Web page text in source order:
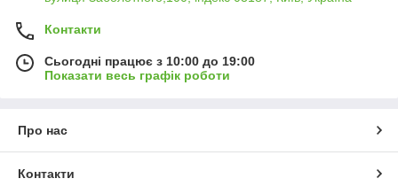
Контакти
Сьогодні працює з 10:00 до 19:00
Показати весь графік роботи
Про нас
Контакти